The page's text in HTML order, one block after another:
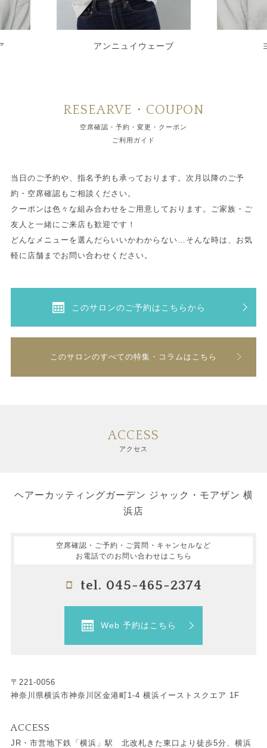
アンニュイウェーブ
RESEARVE・COUPON
空席確認・予約・変更・クーポン
ご利用ガイド
当日のご予約や、指名予約も承っております。次月以降のご予
約・空席確認もご相談ください。
クーポンは色々な組み合わせをご用意しております。ご家族・ご
友人と一緒にご来店も歓迎です！
どんなメニューを選んだらいいかわからない…そんな時は、お気
軽に店舗までお問い合わせください。
このサロンのご予約はこちらから
このサロンのすべての特集・コラムはこちら
ACCESS
アクセス
ヘアーカッティングガーデン ジャック・モアザン 横
浜店
空席確認・ご予約・ご質問・キャンセルなど
お電話でのお問い合わせはこちら
tel. 045-465-2374
Web 予約はこちら
〒221-0056
神奈川県横浜市神奈川区金港町1-4 横浜イーストスクエア 1F
ACCESS
JR・市営地下鉄「横浜」駅 北改札きた東口より徒歩5分、横浜